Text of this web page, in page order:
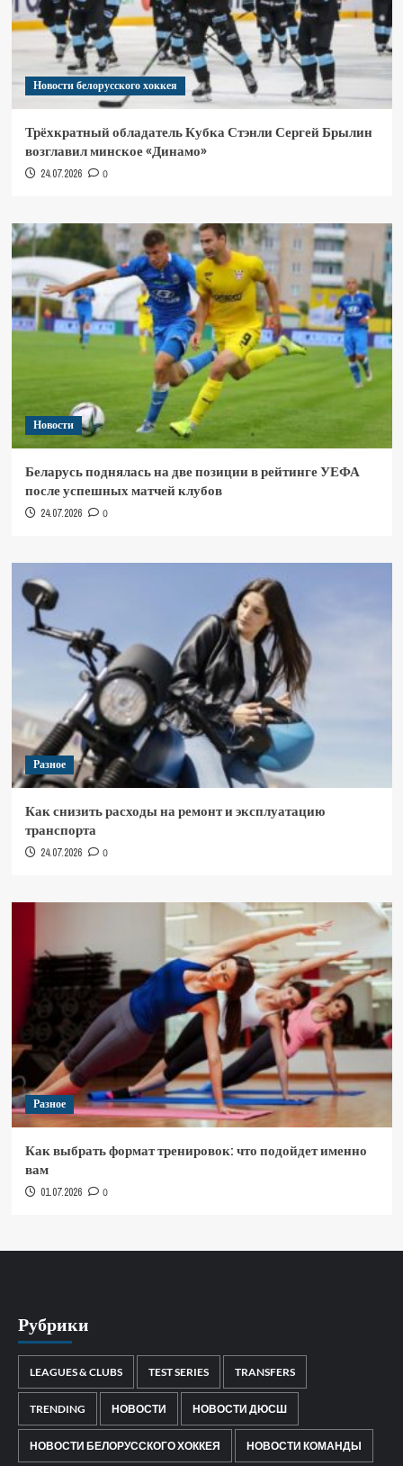
Новости белорусского хоккея
Трёхкратный обладатель Кубка Стэнли Сергей Брылин
возглавил минское «Динамо»
24.07.2026 0
Новости
Беларусь поднялась на две позиции в рейтинге УЕФА
после успешных матчей клубов
24.07.2026 0
Разное
Как снизить расходы на ремонт и эксплуатацию
транспорта
24.07.2026 0
Разное
Как выбрать формат тренировок: что подойдет именно
вам
01.07.2026 0
Рубрики
LEAGUES & CLUBS TEST SERIES TRANSFERS
TRENDING НОВОСТИ НОВОСТИ ДЮСШ
НОВОСТИ БЕЛОРУССКОГО ХОККЕЯ НОВОСТИ КОМАНДЫ